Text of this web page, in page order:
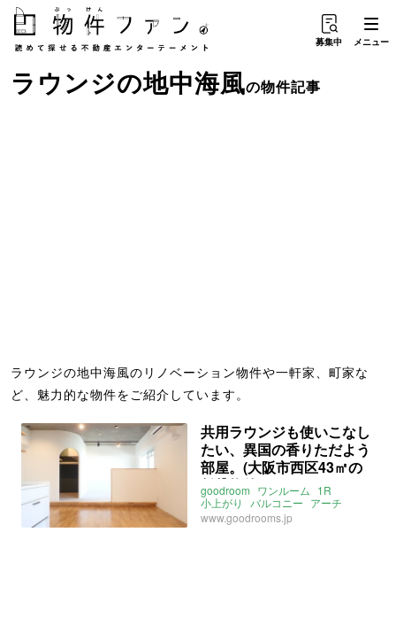
募集中 メニュー
ラウンジの地中海風の物件記事
ラウンジの地中海風のリノベーション物件や一軒家、町家な
ど、魅力的な物件をご紹介しています。
共用ラウンジも使いこなし
たい、異国の香りただよう
部屋。(大阪市西区43㎡の
賃貸物件)
goodroom ワンルーム 1R
小上がり
バルコニー アーチ
ウォークインクローゼット
ラウンジ 北向き 駅チカ
www.goodrooms.jp